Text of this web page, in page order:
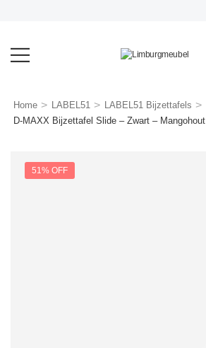
Home > LABEL51 > LABEL51 Bijzettafels >
D-MAXX Bijzettafel Slide – Zwart – Mangohout
51% OFF